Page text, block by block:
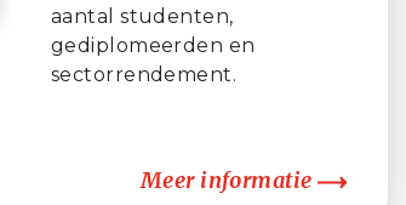
aantal studenten,
gediplomeerden en
sectorrendement.
Meer informatie